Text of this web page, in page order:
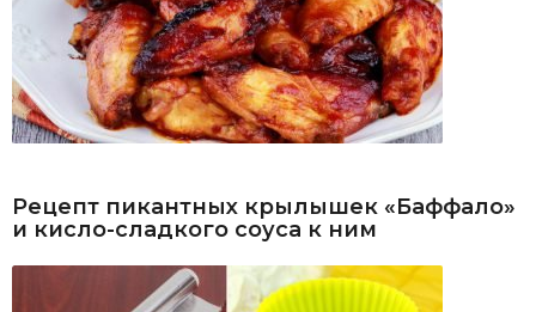
Рецепт пикантных крылышек «Баффало»
и кисло-сладкого соуса к ним